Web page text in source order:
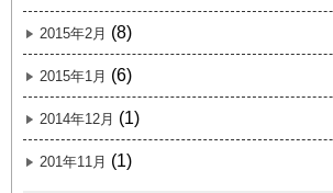
2015年2月 (8)
2015年1月 (6)
2014年12月 (1)
201年11月 (1)